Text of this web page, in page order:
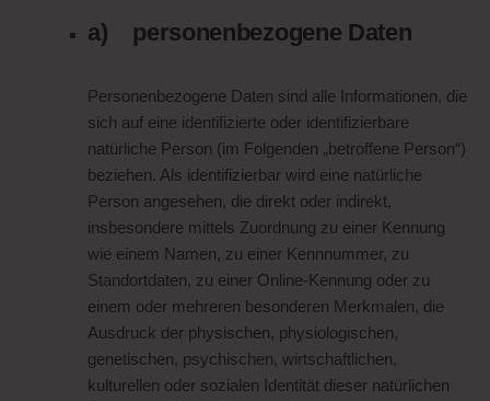
a) personenbezogene Daten
Personenbezogene Daten sind alle Informationen, die
sich auf eine identifizierte oder identifizierbare
natürliche Person (im Folgenden „betroffene Person“)
beziehen. Als identifizierbar wird eine natürliche
Person angesehen, die direkt oder indirekt,
insbesondere mittels Zuordnung zu einer Kennung
wie einem Namen, zu einer Kennnummer, zu
Standortdaten, zu einer Online-Kennung oder zu
einem oder mehreren besonderen Merkmalen, die
Ausdruck der physischen, physiologischen,
genetischen, psychischen, wirtschaftlichen,
kulturellen oder sozialen Identität dieser natürlichen